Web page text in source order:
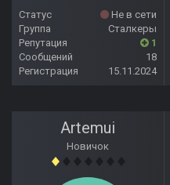
Статус
Не в сети
Группа
Сталкеры
Репутация
1
Сообщений
18
Регистрация
15.11.2024
Artemui
Новичок